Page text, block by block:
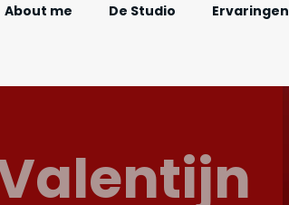
About me De Studio Ervaringen